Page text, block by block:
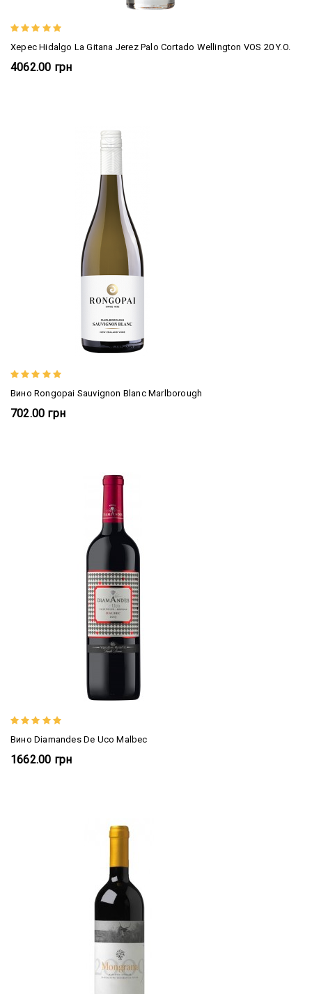
Херес Hidalgo La Gitana Jerez Palo Cortado Wellington VOS 20 Y.o.
4062.00 грн
Вино Rongopai Sauvignon Blanc Marlborough
702.00 грн
Вино Diamandes De Uco Malbec
1662.00 грн